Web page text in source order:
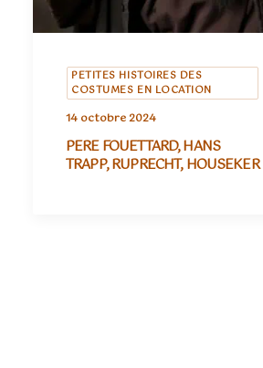
PETITES HISTOIRES DES
COSTUMES EN LOCATION
14 octobre 2024
PERE FOUETTARD, HANS
TRAPP, RUPRECHT, HOUSEKER